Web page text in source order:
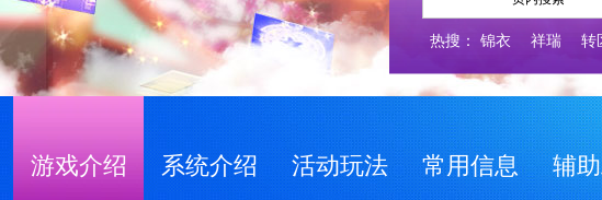
热搜： 锦衣 祥瑞 转
游戏介绍 系统介绍 活动玩法 常用信息 辅